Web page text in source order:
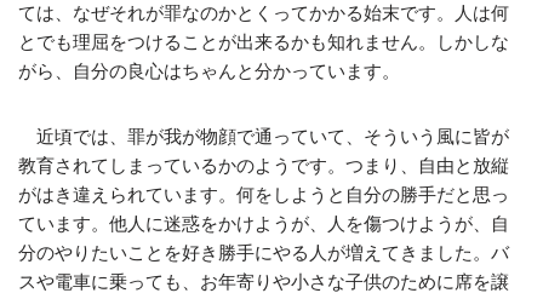
ては、なぜそれが罪なのかとくってかかる始末です。人は何
とでも理屈をつけることが出来るかも知れません。しかしな
がら、自分の良心はちゃんと分かっています。
近頃では、罪が我が物顔で通っていて、そういう風に皆が
教育されてしまっているかのようです。つまり、自由と放縦
がはき違えられています。何をしようと自分の勝手だと思っ
ています。他人に迷惑をかけようが、人を傷つけようが、自
分のやりたいことを好き勝手にやる人が増えてきました。バ
スや電車に乗っても、お年寄りや小さな子供のために席を譲